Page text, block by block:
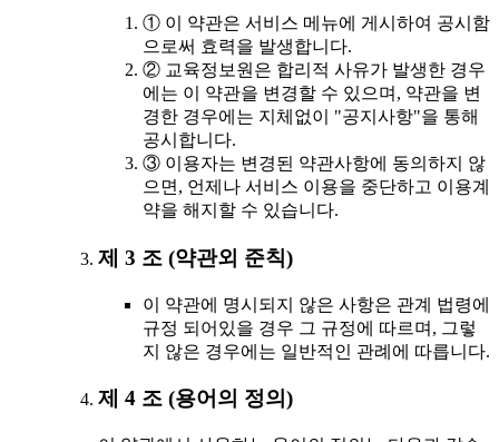
① 이 약관은 서비스 메뉴에 게시하여 공시함
으로써 효력을 발생합니다.
② 교육정보원은 합리적 사유가 발생한 경우
에는 이 약관을 변경할 수 있으며, 약관을 변
경한 경우에는 지체없이 "공지사항"을 통해
공시합니다.
③ 이용자는 변경된 약관사항에 동의하지 않
으면, 언제나 서비스 이용을 중단하고 이용계
약을 해지할 수 있습니다.
제 3 조 (약관외 준칙)
이 약관에 명시되지 않은 사항은 관계 법령에
규정 되어있을 경우 그 규정에 따르며, 그렇
지 않은 경우에는 일반적인 관례에 따릅니다.
제 4 조 (용어의 정의)